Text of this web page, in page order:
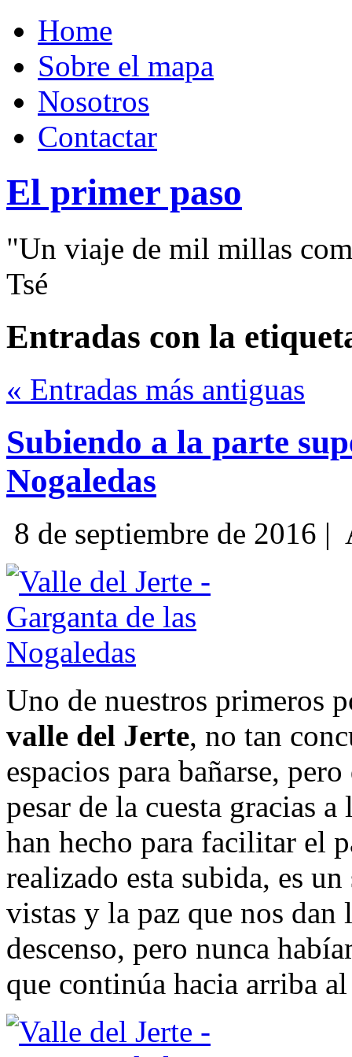
Home
Sobre el mapa
Nosotros
Contactar
El primer paso
"Un viaje de mil millas
Tsé
Entradas con la
« Entradas más antiguas
Subiendo a la parte
Nogaledas
8 de septiembre de 2016 |
Uno de nuestros primeros
valle del Jerte, no tan
espacios para bañarse,
pesar de la cuesta gracias
han hecho para facilitar el
realizado esta subida, es
vistas y la paz que nos dan
descenso, pero nunca
que continúa hacia arriba